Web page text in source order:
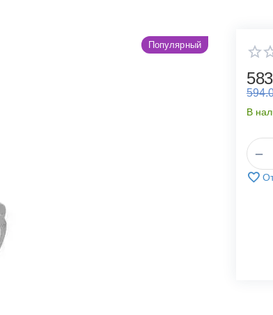
Популярный
В
−